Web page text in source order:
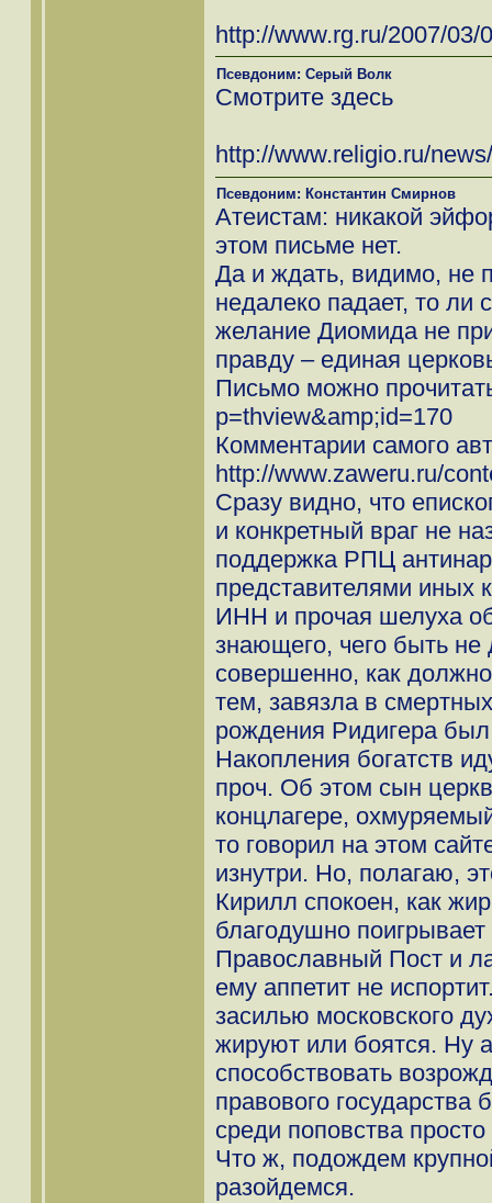
http://www.rg.ru/2007/03/
Псевдоним: Серый Волк
Смотрите здесь
http://www.religio.ru/
Псевдоним: Константин Смирнов
Атеистам: никакой
этом письме нет.
Да и ждать, видимо, не
недалеко падает, то ли
желание Диомида не
правду – единая
Письмо можно
p=thview&amp;id=170
Комментарии самого
http://www.zaweru.ru/
Сразу видно, что
и конкретный враг не
поддержка РПЦ
представителями иных
ИНН и прочая шелуха
знающего, чего быть
совершенно, как
тем, завязла в
рождения Ридигера
Накопления богатств
проч. Об этом сын
концлагере,
то говорил на этом
изнутри. Но, полагаю,
Кирилл спокоен, как
благодушно
Православный Пост и
ему аппетит не
засилью московского
жируют или боятся. Ну
способствовать
правового государства
среди поповства
Что ж, подождем
разойдемся.